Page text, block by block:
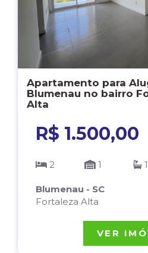
Apartamento para
Blumenau no bairro
Alta
R$ 1.500,00
2 1 1
Blumenau - SC
Fortaleza Alta
VER